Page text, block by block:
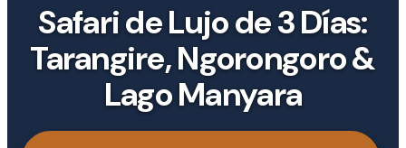
Safari de Lujo de 3 Días:
Tarangire, Ngorongoro &
Lago Manyara